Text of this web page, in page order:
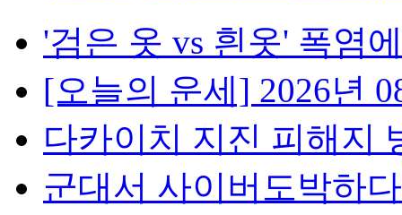
'검은 옷 vs 흰옷' 폭염
[오늘의 운세] 2026년
다카이치 지진 피해지
군대서 사이버도박하